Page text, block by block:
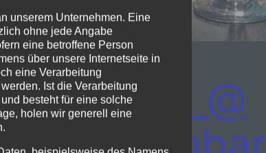
Finix @
Weinbar
unserem Unternehmen. Eine
ohne jede Angabe
eine betroffene Person
über unsere Internetseite in
eine Verarbeitung
Ist die Verarbeitung
besteht für eine solche
holen wir generell eine